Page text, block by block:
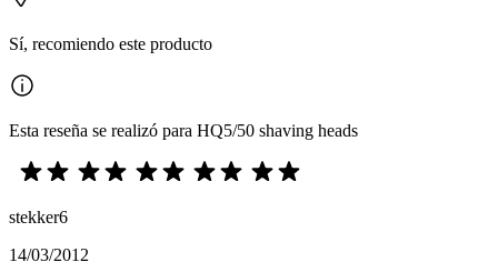
Sí, recomiendo este producto
Esta reseña se realizó para HQ5/50 shaving heads
stekker6
14/03/2012